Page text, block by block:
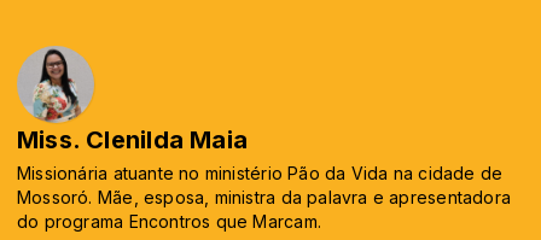
Miss. Clenilda Maia
Missionária atuante no ministério Pão da Vida na cidade de
Mossoró. Mãe, esposa, ministra da palavra e apresentadora
do programa Encontros que Marcam.